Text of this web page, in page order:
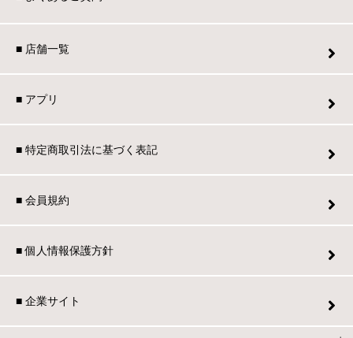
■ 店舗一覧
■ アプリ
■ 特定商取引法に基づく表記
■ 会員規約
■ 個人情報保護方針
■ 企業サイト